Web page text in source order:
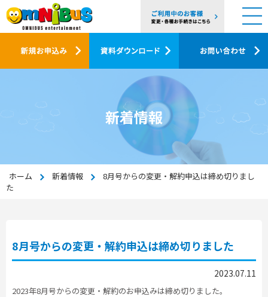
新着情報
ホーム 新着情報
8月号からの変更・解約申込は締め切りまし
た
8月号からの変更・解約申込は締め切りました
2023.07.11
2023年8月号からの変更・解約のお申込みは締め切りました。